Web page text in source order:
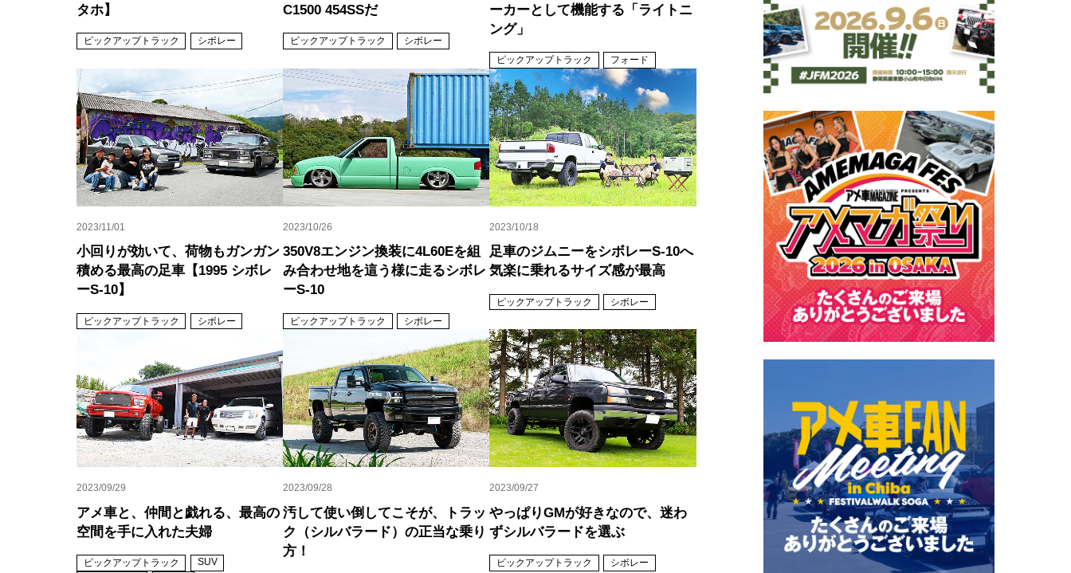
タホ】
ピックアップトラック シボレー
C1500 454SSだ
ピックアップトラック シボレー
ーカーとして機能する「ライトニ
ング」
ピックアップトラック フォード
2023/11/01
小回りが効いて、荷物もガンガン
積める最高の足車【1995 シボレ
ーS-10】
ピックアップトラック シボレー
2023/10/26
350V8エンジン換装に4L60Eを組
み合わせ地を這う様に走るシボレ
ーS-10
ピックアップトラック シボレー
2023/10/18
足車のジムニーをシボレーS‐10へ
気楽に乗れるサイズ感が最高
ピックアップトラック シボレー
2023/09/29
アメ車と、仲間と戯れる、最高の
空間を手に入れた夫婦
ピックアップトラック
SUV
2023/09/28
汚して使い倒してこそが、トラッ
ク（シルバラード）の正当な乗り
方！
2023/09/27
やっぱりGMが好きなので、迷わ
ずシルバラードを選ぶ
ピックアップトラック シボレー